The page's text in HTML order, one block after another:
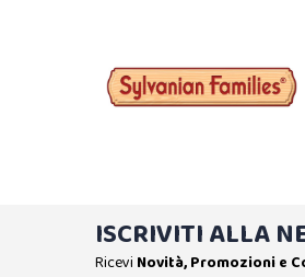
ISCRIVITI ALLA
Ricevi Novità, Promozioni e